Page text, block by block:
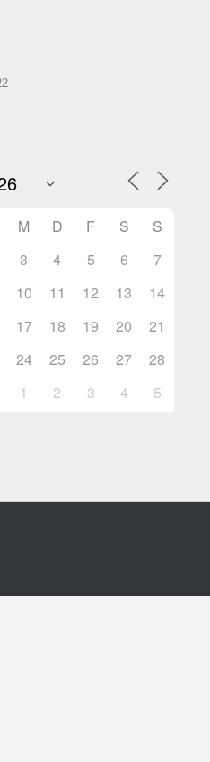
M D F S
S
3 4 5 6
7
10 11 12 13
14
17 18 19 20
21
24 25 26 27
28
1 2 3 4 5